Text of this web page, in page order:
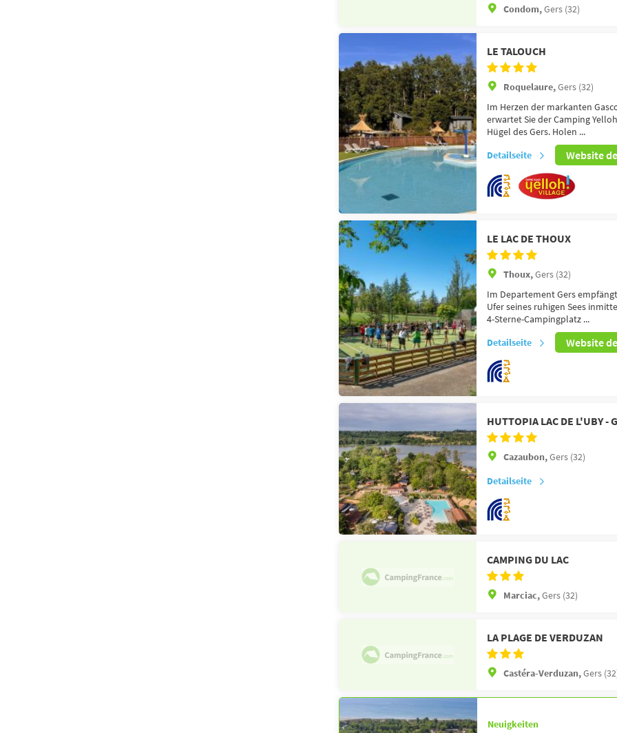
Condom,Gers (32)
LE TALOUCH
Roquelaure,Gers (32)
Im Herzen der markanten
erwartet Sie der Camping
Hügel des Gers. Holen ...
Detailseite
Website
LE LAC DE THOUX
Thoux,Gers (32)
Im Departement Gers
Ufer seines ruhigen Sees
4-Sterne-Campingplatz ...
Detailseite
Website
HUTTOPIA LAC DE L'UBY -
Cazaubon,Gers (32)
Detailseite
CAMPING DU LAC
Marciac,Gers (32)
LA PLAGE DE VERDUZAN
Castéra-Verduzan,Gers
Neuigkeiten